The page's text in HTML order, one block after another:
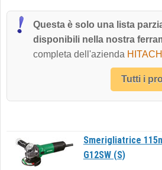
Questa è solo una lista
disponibili nella nostra
completa dell'azienda
Tutti i
Smerigliatrice
G12SW (S)